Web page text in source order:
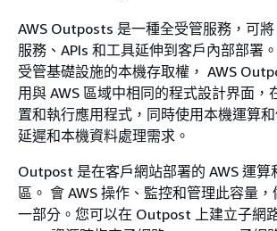
AWS Outposts 是一種全受管服務，可將
服務、APIs 和工具延伸到客戶內部部署
受管基礎設施的本機存取權， AWS
用與 AWS 區域中相同的程式設計界面，
置和執行應用程式，同時使用本機運算
延遲和本機資料處理需求。
Outpost 是在客戶網站部署的 AWS 運算
區。 會 AWS 操作、監控和管理此容量，
一部分。您可以在 Outpost 上建立子網